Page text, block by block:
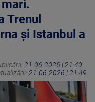
Trenul
și Istanbul a
21-06-2026 | 21:40
21-06-2026 | 21:49